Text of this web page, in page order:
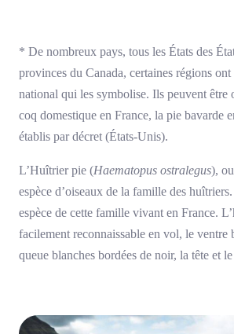
* De nombreux pays, tous les États des
provinces du Canada, certaines régions
national qui les symbolise. Ils peuvent
coq domestique en France, la pie bavarde
établis par décret (États-Unis).
L’Huîtrier pie (Haematopus ostralegus),
espèce d’oiseaux de la famille des
espèce de cette famille vivant en France.
facilement reconnaissable en vol, le ventre
queue blanches bordées de noir, la tête et